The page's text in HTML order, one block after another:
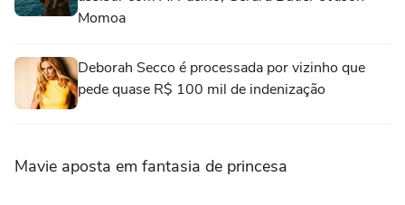
Momoa
Deborah Secco é processada por vizinho que
pede quase R$ 100 mil de indenização
Mavie aposta em fantasia de princesa